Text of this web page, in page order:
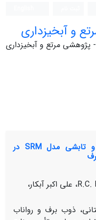
و آبخیزداری
پژوهشی مرتع و آبخیزداری
ارزیابی مقایسه نسخه درجه-روز و تابشی مدل SRM در
علی فتح زاده، محمد مهدوی، R.C. Bales، علی اکبر آبکار،
ذوب برف و رواناب